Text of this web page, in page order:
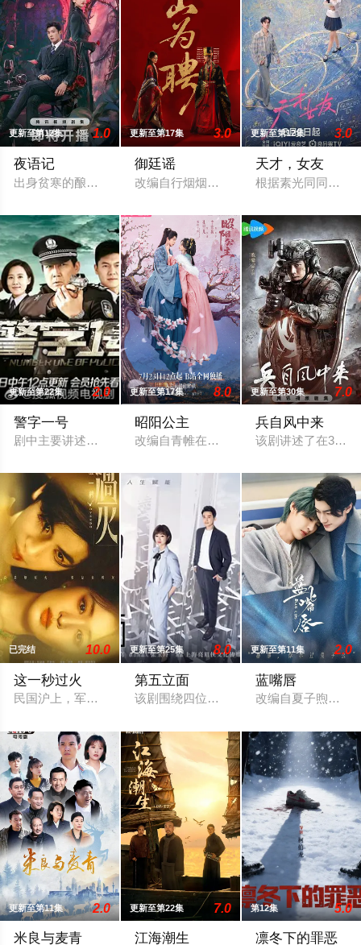
更新至第12集 1.0
夜语记
出身贫寒的酿酒师叶小唯遭遇爱人程桉、恩师林晚媚的双重背
更新至第17集 3.0
御廷谣
改编自行烟烟的同名小说。孟廷辉，大平
更新至第12集 3.0
天才，女友
根据素光同同名小
更新至第22集 2.0
警字一号
剧中主要讲述了以谷一诚（李 崇霄饰演）为代表的冀北市公安
更新至第17集 8.0
昭阳公主
改编自青帷在晋江文学城的小说《平阳公
更新至第30集 7.0
兵自风中来
该剧讲述了在396
已完结 10.0
这一秒过火
民国沪上，军阀幼子慕容清峄（张凌赫 饰）因被抱错而受尽养
更新至第25集 8.0
第五立面
该剧围绕四位建筑师展开，讲述了他们在
更新至第11集 2.0
蓝嘴唇
改编自夏子煦的小
更新至第11集 2.0
米良与麦青
更新至第22集 7.0
江海潮生
第12集 5.0
凛冬下的罪恶